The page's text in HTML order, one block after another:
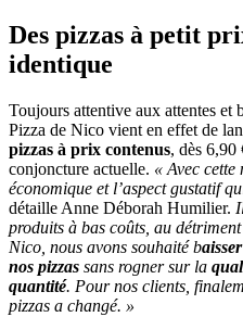
Des pizzas à petit
identique
Toujours attentive aux attentes et
Pizza de Nico vient en effet de
pizzas à prix contenus, dès 6,90
conjoncture actuelle. « Avec cette
économique et l’aspect gustatif
détaille Anne Déborah Humilier.
produits à bas coûts, au
Nico, nous avons souhaité b
nos pizzas sans rogner sur la
quantité. Pour nos clients,
pizzas a changé. »